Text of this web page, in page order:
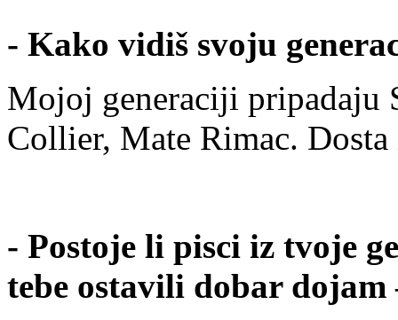
- Kako vidiš svoju
Mojoj generaciji pripadaju
Collier, Mate Rimac.
- Postoje li pisci iz tvoje
tebe ostavili dobar